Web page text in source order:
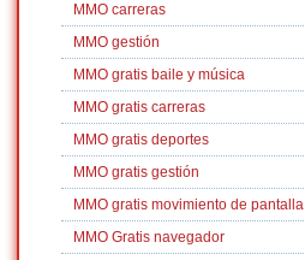
MMO carreras
MMO gestión
MMO gratis baile y música
MMO gratis carreras
MMO gratis deportes
MMO gratis gestión
MMO gratis movimiento de pantalla
MMO Gratis navegador